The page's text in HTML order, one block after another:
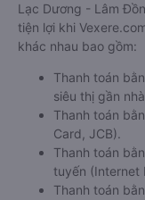
Lạc Dương - Lâm
tiện lợi khi
khác nhau bao gồm:
Thanh toán
siêu thị gần
Thanh toán
Card, JCB).
Thanh toán
tuyến (Internet
Thanh toán